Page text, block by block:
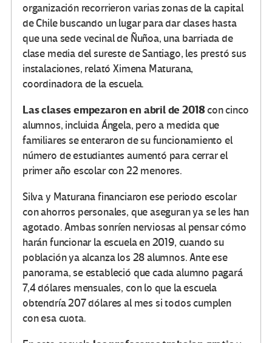
organización recorrieron varias zonas de la capital
de Chile buscando un lugar para dar clases hasta
que una sede vecinal de Ñuñoa, una barriada de
clase media del sureste de Santiago, les prestó sus
instalaciones, relató Ximena Maturana,
coordinadora de la escuela.
Las clases empezaron en abril de 2018con cinco
alumnos, incluida Ángela, pero a medida que
familiares se enteraron de su funcionamiento el
número de estudiantes aumentó para cerrar el
primer año escolar con 22 menores.
Silva y Maturana financiaron ese periodo escolar
con ahorros personales, que aseguran ya se les han
agotado. Ambas sonríen nerviosas al pensar cómo
harán funcionar la escuela en 2019, cuando su
población ya alcanza los 28 alumnos. Ante ese
panorama, se estableció que cada alumno pagará
7,4 dólares mensuales, con lo que la escuela
obtendría 207 dólares al mes si todos cumplen
con esa cuota.